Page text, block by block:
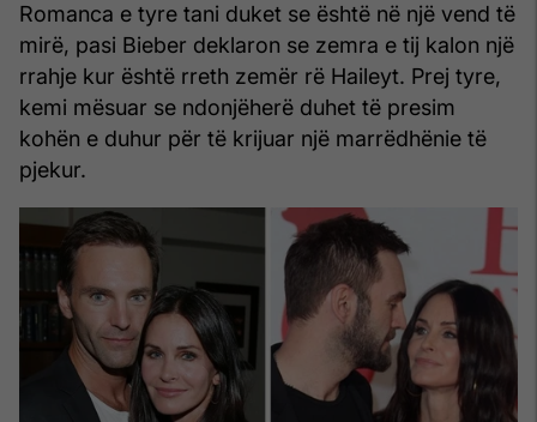
Romanca e tyre tani duket se është në një vend të
mirë, pasi Bieber deklaron se zemra e tij kalon një
rrahje kur është rreth zemër rë Haileyt. Prej tyre,
kemi mësuar se ndonjëherë duhet të presim
kohën e duhur për të krijuar një marrëdhënie të
pjekur.